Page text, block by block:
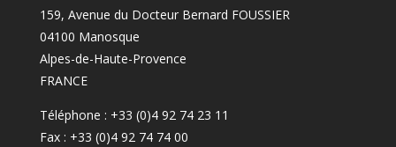
159, Avenue du Docteur Bernard FOUSSIER
04100 Manosque
Alpes-de-Haute-Provence
FRANCE
Téléphone : +33 (0)4 92 74 23 11
Fax : +33 (0)4 92 74 74 00